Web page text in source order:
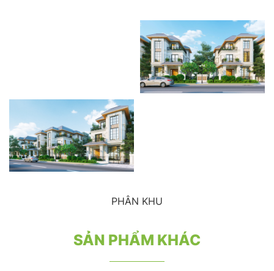
PHÂN KHU
SẢN PHẨM KHÁC